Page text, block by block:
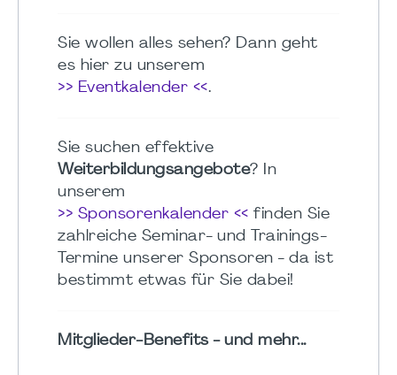
Sie wollen alles sehen? Dann geht
es hier zu unserem
>> Eventkalender <<.
Sie suchen effektive
Weiterbildungsangebote? In
unserem
>> Sponsorenkalender << finden Sie
zahlreiche Seminar- und Trainings-
Termine unserer Sponsoren - da ist
bestimmt etwas für Sie dabei!
Mitglieder-Benefits - und mehr...